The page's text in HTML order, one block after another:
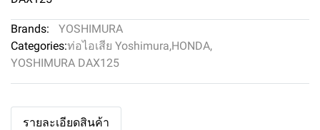
Brands:
YOSHIMURA
Categories:ท่อไอเสีย Yoshimura,HONDA,
YOSHIMURA DAX125
รายละเอียดสินค้า